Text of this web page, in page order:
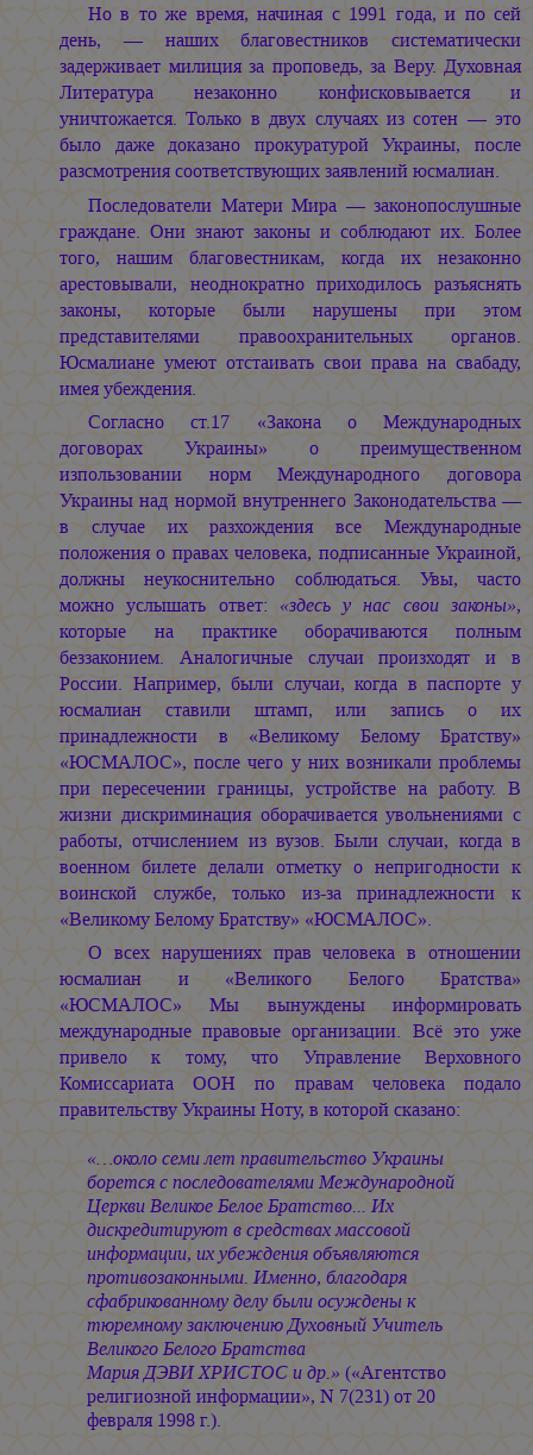
Но в то же время, начиная с 1991 года, и по сей
день, — наших благовестников систематически
задерживает милиция за проповедь, за Веру. Духовная
Литература незаконно конфисковывается и
уничтожается. Только в двух случаях из сотен — это
было даже доказано прокуратурой Украины, после
разсмотрения соответствующих заявлений юсмалиан.
Последователи Матери Мира — законопослушные
граждане. Они знают законы и соблюдают их. Более
того, нашим благовестникам, когда их незаконно
арестовывали, неоднократно приходилось разъяснять
законы, которые были нарушены при этом
представителями правоохранительных органов.
Юсмалиане умеют отстаивать свои права на свабаду,
имея убеждения.
Согласно ст.17 «Закона о Международных
договорах Украины» о преимущественном
изпользовании норм Международного договора
Украины над нормой внутреннего Законодательства —
в случае их разхождения все Международные
положения о правах человека, подписанные Украиной,
должны неукоснительно соблюдаться. Увы, часто
можно услышать ответ: «здесь у нас свои законы»,
которые на практике оборачиваются полным
беззаконием. Аналогичные случаи произходят и в
России. Например, были случаи, когда в паспорте у
юсмалиан ставили штамп, или запись о их
принадлежности в «Великому Белому Братству»
«ЮСМАЛОС», после чего у них возникали проблемы
при пересечении границы, устройстве на работу. В
жизни дискриминация оборачивается увольнениями с
работы, отчислением из вузов. Были случаи, когда в
военном билете делали отметку о непригодности к
воинской службе, только из-за принадлежности к
«Великому Белому Братству» «ЮСМАЛОС».
О всех нарушениях прав человека в отношении
юсмалиан и «Великого Белого Братства»
«ЮСМАЛОС» Мы вынуждены информировать
международные правовые организации. Всё это уже
привело к тому, что Управление Верховного
Комиссариата ООН по правам человека подало
правительству Украины Ноту, в которой сказано:
«…около семи лет правительство Украины
борется с последователями Международной
Церкви Великое Белое Братство... Их
дискредитируют в средствах массовой
информации, их убеждения объявляются
противозаконными. Именно, благодаря
сфабрикованному делу были осуждены к
тюремному заключению Духовный Учитель
Великого Белого Братства
Мария ДЭВИ ХРИСТОС и др.» («Агентство
религиозной информации», N 7(231) от 20
февраля 1998 г.).